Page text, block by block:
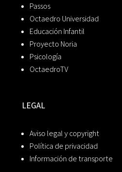
Passos
Octaedro Universidad
Educación Infantil
Proyecto Noria
Psicología
OctaedroTV
LEGAL
Aviso legal y copyright
Política de privacidad
Información de transporte